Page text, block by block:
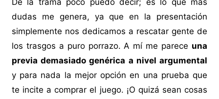
De la trama poco puedo decir; es lo que más
dudas me genera, ya que en la presentación
simplemente nos dedicamos a rescatar gente de
los trasgos a puro porrazo. A mí me parece una
previa demasiado genérica a nivel argumental
y para nada la mejor opción en una prueba que
te incite a comprar el juego. ¡O quizá sean cosas